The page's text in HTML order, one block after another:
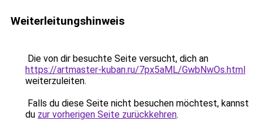
Weiterleitungshinweis
Die von dir besuchte Seite versucht, dich an
https://artmaster-kuban.ru/7px5aML/GwbNwOs.html
weiterzuleiten.
Falls du diese Seite nicht besuchen möchtest, kannst
du zur vorherigen Seite zurückkehren.